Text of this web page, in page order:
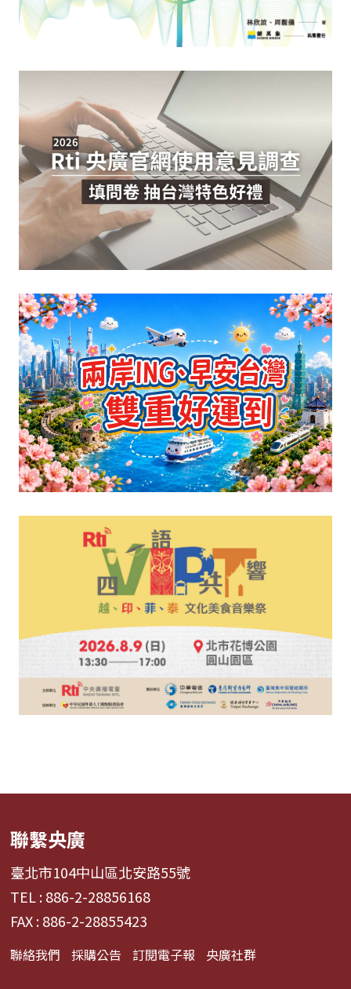
聯繫央廣
臺北市104中山區北安路55號
TEL : 886-2-28856168
FAX : 886-2-28855423
聯絡我們 採購公告 訂閱電子報 央廣社群